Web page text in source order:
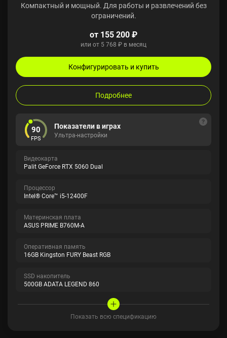
Компактный и мощный. Для работы и развлечений без
ограничений.
от 155 200 ₽
или от 5 768 ₽ в месяц
Конфигурировать и купить
Подробнее
90
FPS
Показатели в играх
Ультра-настройки
Видеокарта
Palit GeForce RTX 5060 Dual
Процессор
Intel® Core™ i5-12400F
Материнская плата
ASUS PRIME B760M-A
Оперативная память
16GB Kingston FURY Beast RGB
SSD накопитель
500GB ADATA LEGEND 860
Показать всю спецификацию